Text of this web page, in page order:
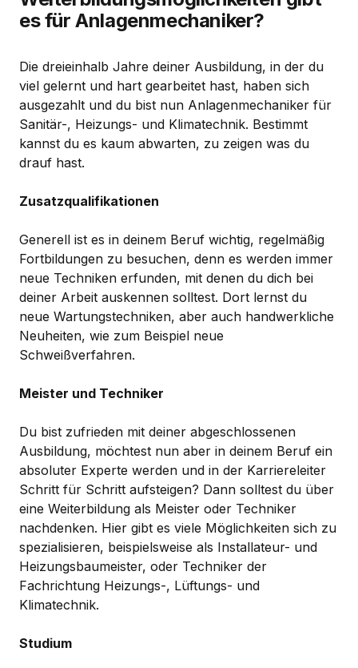
es für Anlagenmechaniker?
Die dreieinhalb Jahre deiner Ausbildung, in der du
viel gelernt und hart gearbeitet hast, haben sich
ausgezahlt und du bist nun Anlagenmechaniker für
Sanitär-, Heizungs- und Klimatechnik. Bestimmt
kannst du es kaum abwarten, zu zeigen was du
drauf hast.
Zusatzqualifikationen
Generell ist es in deinem Beruf wichtig, regelmäßig
Fortbildungen zu besuchen, denn es werden immer
neue Techniken erfunden, mit denen du dich bei
deiner Arbeit auskennen solltest. Dort lernst du
neue Wartungstechniken, aber auch handwerkliche
Neuheiten, wie zum Beispiel neue
Schweißverfahren.
Meister und Techniker
Du bist zufrieden mit deiner abgeschlossenen
Ausbildung, möchtest nun aber in deinem Beruf ein
absoluter Experte werden und in der Karriereleiter
Schritt für Schritt aufsteigen? Dann solltest du über
eine Weiterbildung als Meister oder Techniker
nachdenken. Hier gibt es viele Möglichkeiten sich zu
spezialisieren, beispielsweise als Installateur- und
Heizungsbaumeister, oder Techniker der
Fachrichtung Heizungs-, Lüftungs- und
Klimatechnik.
Studium